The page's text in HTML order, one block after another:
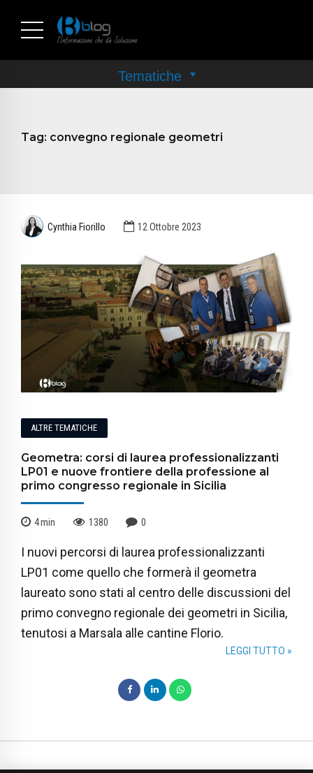
Tag: convegno regionale geometri
Cynthia Fiorillo 12 Ottobre 2023
ALTRE TEMATICHE
Geometra: corsi di laurea professionalizzanti
LP01 e nuove frontiere della professione al
primo congresso regionale in Sicilia
4min 1380 0
I nuovi percorsi di laurea professionalizzanti
LP01 come quello che formerà il geometra
laureato sono stati al centro delle discussioni del
primo convegno regionale dei geometri in Sicilia,
tenutosi a Marsala alle cantine Florio.
LEGGI TUTTO »